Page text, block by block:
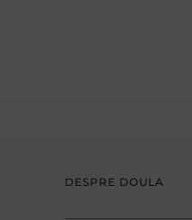
DESPRE DOULA